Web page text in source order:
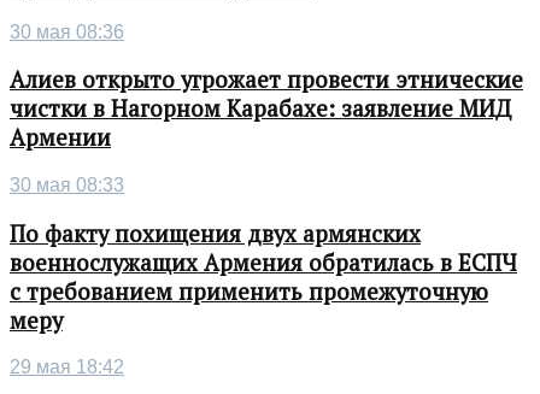
30 мая 08:36
Алиев открыто угрожает провести этнические
чистки в Нагорном Карабахе: заявление МИД
Армении
30 мая 08:33
По факту похищения двух армянских
военнослужащих Армения обратилась в ЕСПЧ
с требованием применить промежуточную
меру
29 мая 18:42